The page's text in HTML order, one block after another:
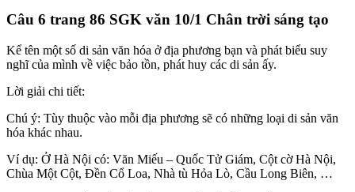
Câu 6 trang 86 SGK văn 10/1 Chân trời sáng tạo
Kể tên một số di sản văn hóa ở địa phương bạn và phát biểu suy
nghĩ của mình về việc bảo tồn, phát huy các di sản ấy.
Lời giải chi tiết:
Chú ý: Tùy thuộc vào mỗi địa phương sẽ có những loại di sản văn
hóa khác nhau.
Ví dụ: Ở Hà Nội có: Văn Miếu – Quốc Tử Giám, Cột cờ Hà Nội,
Chùa Một Cột, Đền Cổ Loa, Nhà tù Hỏa Lò, Cầu Long Biên, …